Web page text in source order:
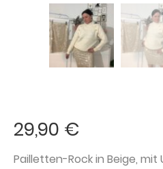
29,90 €
Pailletten-Rock in Beige, mit